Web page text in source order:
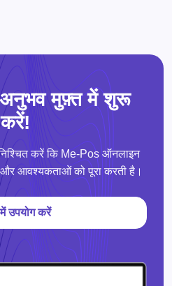
अनुभव मुफ़्त में शुरू
करें!
करें कि Me-Pos ऑनलाइन
आवश्यकताओं को पूरा करती है।
उपयोग करें